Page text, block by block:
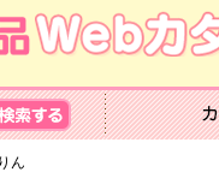
ん